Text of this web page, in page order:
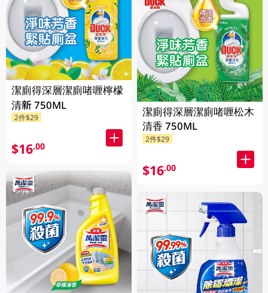
潔廁得深層潔廁啫喱檸檬
清新 750ML
2件$29
$16.00
潔廁得深層潔廁啫喱松木
清香 750ML
2件$29
$16.00